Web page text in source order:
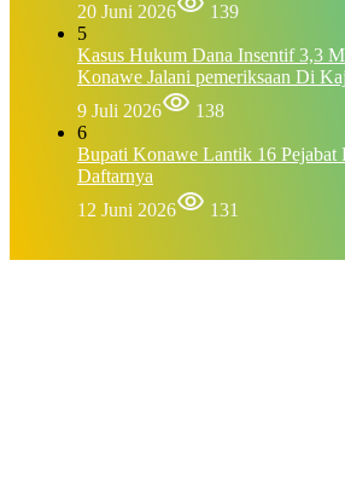
20 Juni 2026
139
5
Kasus Hukum Dana Insentif 3,3
Konawe Jalani pemeriksaan Di
9 Juli 2026
138
6
Bupati Konawe Lantik 16 Pejabat
Daftarnya
12 Juni 2026
131